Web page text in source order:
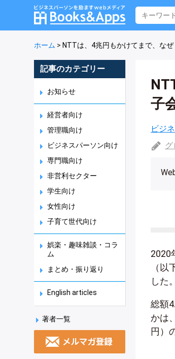
ホーム > NTTは、4兆円もかけてまで、な
記事のカテゴリー
お知らせ
経営者向け
管理職向け
ビジネスパーソン向け
専門職向け
非営利セクター
学生向け
女性向け
子育て世代向け
娯楽・趣味雑談・コラ
ム
まとめ・振り返り
English articles
著者一覧
子
ビジ
2020
（
した。
総額
かは
円）